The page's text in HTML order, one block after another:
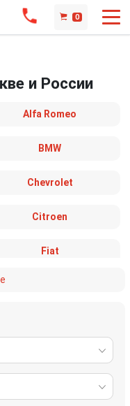
0
и России
Alfa Romeo
BMW
Chevrolet
Citroen
Fiat